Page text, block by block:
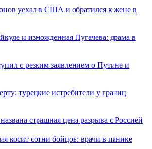
уехал в США и обратился к жене в
и изможденная Пугачева: драма в
с резким заявлением о Путине и
турецкие истребители у границ
страшная цена разрыва с Россией
косит сотни бойцов: врачи в панике